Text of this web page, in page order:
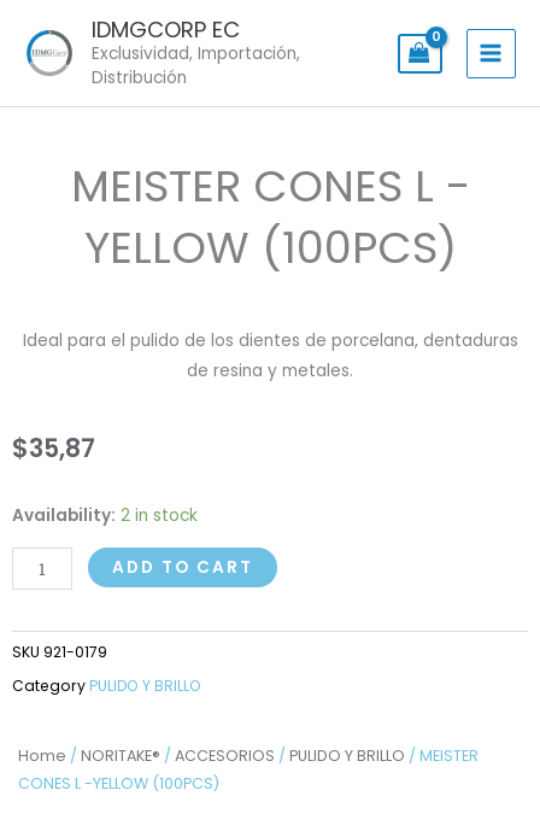
content
IDMGCORP EC
Exclusividad, Importación,
Distribución
Home / NORITAKE® / ACCESORIOS / PULIDO Y BRILLO / MEISTER
CONES L -YELLOW (100PCS)
MEISTER CONES L -
YELLOW (100PCS)
Ideal para el pulido de los dientes de porcelana, dentaduras
de resina y metales.
$35,87
Availability: 2 in stock
MEISTER
CONES
YELLOW
quantity
ADD TO CART
SKU 921-0179
Category PULIDO Y BRILLO